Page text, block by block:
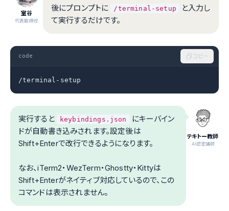
室谷
代表取締役
後にプロンプトに
/terminal-setup
と入力し
て実行するだけです。
code コピー
/terminal-setup
テキトー教師
.AI認定講師
実行すると keybindings.json
にキーバイン
ドが自動書き込みされます。設定後は
Shift+Enterで改行できるようになります。
なお、iTerm2・WezTerm・Ghostty・Kittyは
Shift+Enterがネイティブ対応しているので、この
コマンドは表示されません。